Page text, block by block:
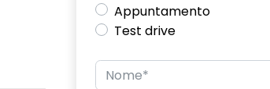
Appuntamento
Test drive